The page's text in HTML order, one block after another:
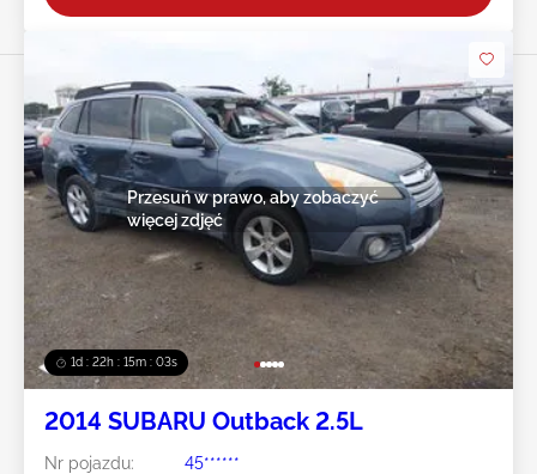
1d : 22h : 15m : 00s
Przesuń w prawo, aby zobaczyć
więcej zdjęć
2014 SUBARU Outback 2.5L
Nr pojazdu:
45******